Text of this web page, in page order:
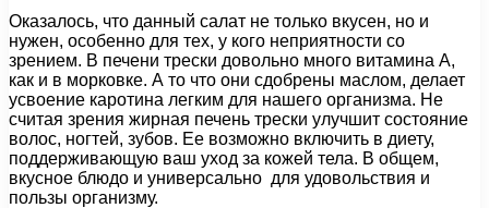
Оказалось, что данный салат не только вкусен, но и
нужен, особенно для тех, у кого неприятности со
зрением. В печени трески довольно много витамина А,
как и в морковке. А то что они сдобрены маслом, делает
усвоение каротина легким для нашего организма. Не
считая зрения жирная печень трески улучшит состояние
волос, ногтей, зубов. Ее возможно включить в диету,
поддерживающую ваш уход за кожей тела. В общем,
вкусное блюдо и универсально для удовольствия и
пользы организму.